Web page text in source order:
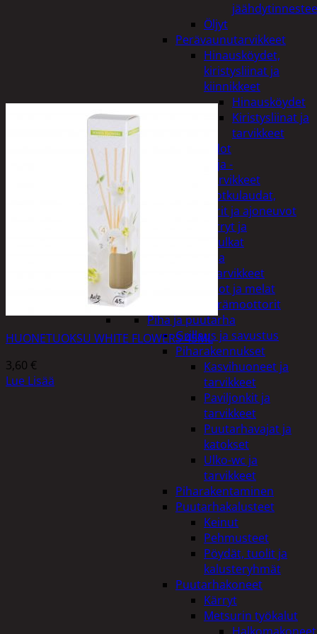
Öljyt
Perävaunutarvikkeet
Hinausköydet,
kiristysliinat ja
kiinnikkeet
Hinausköydet
Kiristysliinat ja
tarvikkeet
Valot
Rengas ja -
vannetarvikkeet
Sähköpotkulaudat,
skootterit ja ajoneuvot
Tukkikärryt ja
juontopulkat
Veneet ja
veneilytarvikkeet
Airot ja melat
Perämoottorit
Piha ja puutarha
Grillaus ja savustus
Piharakennukset
Kasvihuoneet ja
tarvikkeet
Paviljonkit ja
tarvikkeet
Puutarhavajat ja
katokset
Ulko-wc ja
tarvikkeet
Piharakentaminen
Puutarhakalusteet
Keinut
Pehmusteet
Pöydät, tuolit ja
kalusteryhmät
Puutarhakoneet
Kärryt
Metsurin työkalut
HUONETUOKSU WHITE FLOWERS 45ML
3,60 €
Lue Lisää